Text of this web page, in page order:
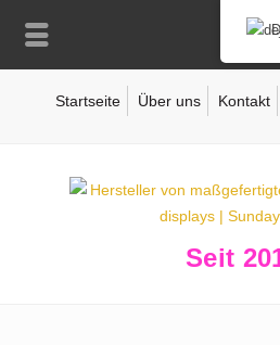
Startseite Über uns Kontakt
Seit